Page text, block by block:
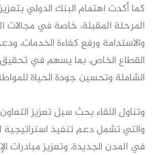
كما أكدت اهتمام البنك الدولي
المرحلة المقبلة، خاصة في مجالات
والاستدامة ورفع كفاءة الخدمات،
القطاع الخاص، بما يسهم في تحقيق
الشاملة وتحسين جودة الحياة
وتناول اللقاء بحث سبل تعزيز
والتي تشمل دعم تنفيذ استراتيجية
في المدن الجديدة، وتعزيز مبادرات